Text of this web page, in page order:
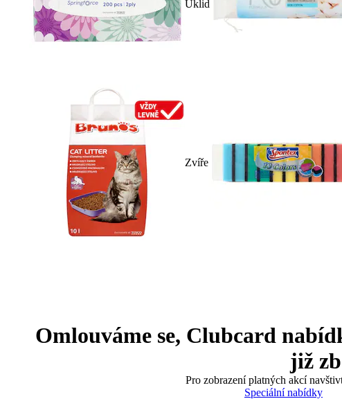
Úklid
Zvíře
Omlouváme se, Clubcard
již
Pro zobrazení platných akcí
Speciální nabídky